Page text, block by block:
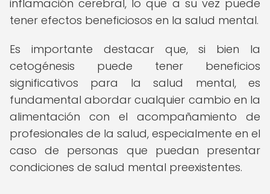
inflamación cerebral, lo que a su vez puede
tener efectos beneficiosos en la salud mental.
Es importante destacar que, si bien la
cetogénesis puede tener beneficios
significativos para la salud mental, es
fundamental abordar cualquier cambio en la
alimentación con el acompañamiento de
profesionales de la salud, especialmente en el
caso de personas que puedan presentar
condiciones de salud mental preexistentes.